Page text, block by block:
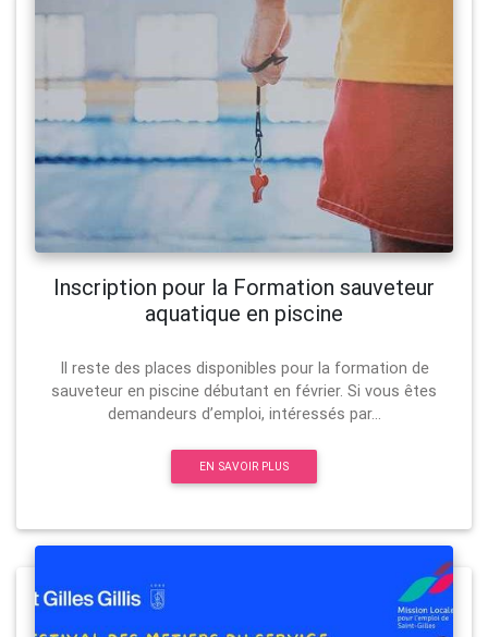
Inscription pour la Formation sauveteur
aquatique en piscine
Il reste des places disponibles pour la formation de
sauveteur en piscine débutant en février. Si vous êtes
demandeurs d’emploi, intéressés par...
EN SAVOIR PLUS